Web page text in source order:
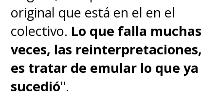
"Zankyousanka" por Aimer,
Demon Slayer: Kimetsu no Yaiba
-Arco del Barrio del Placer-
original que está en el en el
colectivo. Lo que falla muchas
veces, las reinterpretaciones,
es tratar de emular lo que ya
sucedió".